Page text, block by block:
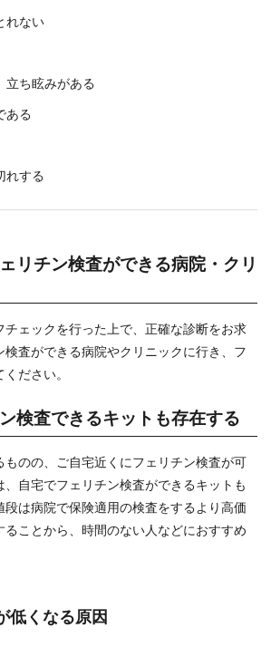
れない
立ち眩みがある
ある
れする
リチン検査ができる病院・クリ
チェックを行った上で、正確な診断をお求
査ができる病院やクリニックに行き、フ
ださい。
検査できるキットも存在する
ものの、ご自宅近くにフェリチン検査が可
自宅でフェリチン検査ができるキットも
段は病院で保険適用の検査をするより高価
ることから、時間のない人などにおすすめ
低くなる原因